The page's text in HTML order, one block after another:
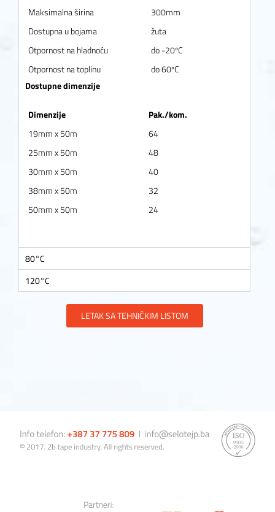
Maksimalna širina
300mm
Dostupna u bojama
žuta
Otpornost na hladnoću
do -20ºC
Otpornost na toplinu
do 60ºC
Dostupne dimenzije
Dimenzije
Pak./kom.
19mm x 50m
64
25mm x 50m
48
30mm x 50m
40
38mm x 50m
32
50mm x 50m
24
80°C
120°C
LETAK SA TEHNIČKIM LISTOM